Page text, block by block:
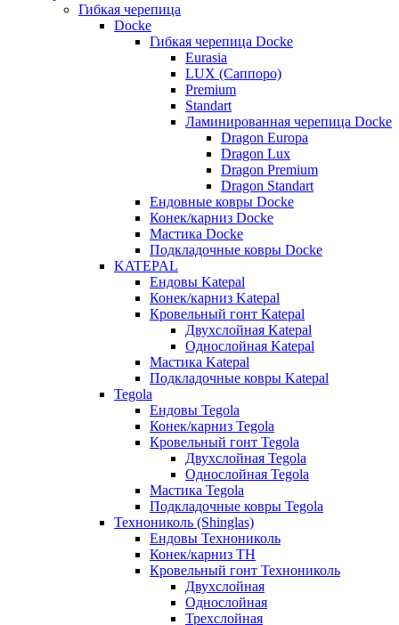
Гибкая черепица
Docke
Гибкая черепица Docke
Eurasia
LUX (Саппоро)
Premium
Standart
Ламинированная черепица Docke
Dragon Europa
Dragon Lux
Dragon Premium
Dragon Standart
Ендовные ковры Docke
Конек/карниз Docke
Мастика Docke
Подкладочные ковры Docke
KATEPAL
Ендовы Katepal
Конек/карниз Katepal
Кровельный гонт Katepal
Двухслойная Katepal
Однослойная Katepal
Мастика Katepal
Подкладочные ковры Katepal
Tegola
Ендовы Tegola
Конек/карниз Tegola
Кровельный гонт Tegola
Двухслойная Tegola
Однослойная Tegola
Мастика Tegola
Подкладочные ковры Tegola
Технониколь (Shinglas)
Ендовы Технониколь
Конек/карниз ТН
Кровельный гонт Технониколь
Двухслойная
Однослойная
Трехслойная